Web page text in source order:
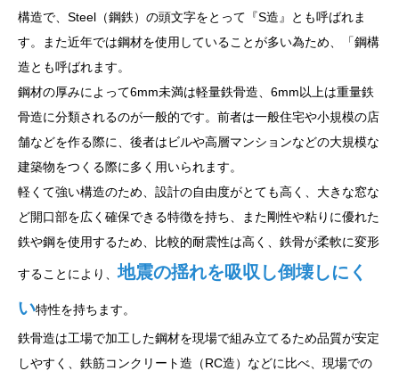
構造で、Steel（鋼鉄）の頭文字をとって『S造』とも呼ばれま
す。また近年では鋼材を使用していることが多い為ため、「鋼構
造とも呼ばれます。
鋼材の厚みによって6mm未満は軽量鉄骨造、6mm以上は重量鉄
骨造に分類されるのが一般的です。前者は一般住宅や小規模の店
舗などを作る際に、後者はビルや高層マンションなどの大規模な
建築物をつくる際に多く用いられます。
軽くて強い構造のため、設計の自由度がとても高く、大きな窓な
ど開口部を広く確保できる特徴を持ち、また剛性や粘りに優れた
鉄や鋼を使用するため、比較的耐震性は高く、鉄骨が柔軟に変形
することにより、地震の揺れを吸収し倒壊しにく
い特性を持ちます。
鉄骨造は工場で加工した鋼材を現場で組み立てるため品質が安定
しやすく、鉄筋コンクリート造（RC造）などに比べ、現場での